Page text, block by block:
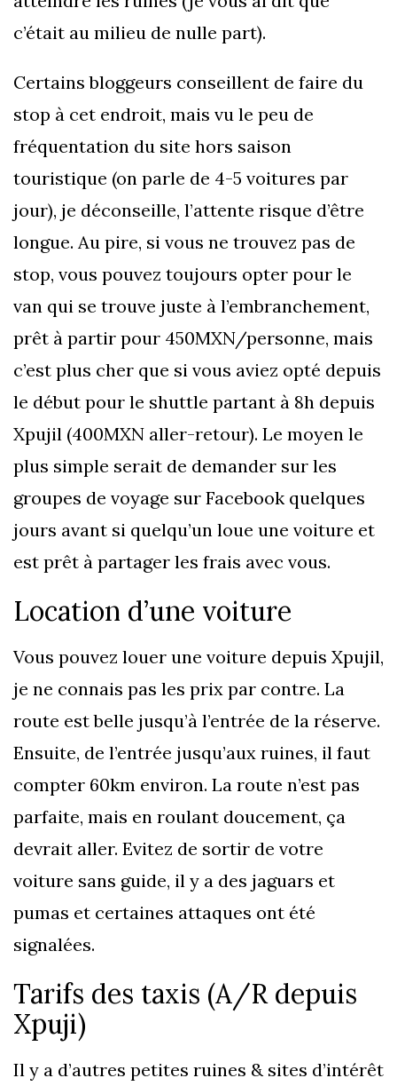
c’était au milieu de nulle part).
Certains bloggeurs conseillent de faire du
stop à cet endroit, mais vu le peu de
fréquentation du site hors saison
touristique (on parle de 4-5 voitures par
jour), je déconseille, l’attente risque d’être
longue. Au pire, si vous ne trouvez pas de
stop, vous pouvez toujours opter pour le
van qui se trouve juste à l’embranchement,
prêt à partir pour 450MXN/personne, mais
c’est plus cher que si vous aviez opté depuis
le début pour le shuttle partant à 8h depuis
Xpujil (400MXN aller-retour). Le moyen le
plus simple serait de demander sur les
groupes de voyage sur Facebook quelques
jours avant si quelqu’un loue une voiture et
est prêt à partager les frais avec vous.
Location d’une voiture
Vous pouvez louer une voiture depuis Xpujil,
je ne connais pas les prix par contre. La
route est belle jusqu’à l’entrée de la réserve.
Ensuite, de l’entrée jusqu’aux ruines, il faut
compter 60km environ. La route n’est pas
parfaite, mais en roulant doucement, ça
devrait aller. Evitez de sortir de votre
voiture sans guide, il y a des jaguars et
pumas et certaines attaques ont été
signalées.
Tarifs des taxis (A/R depuis
Xpuji)
Il y a d’autres petites ruines & sites d’intérêt